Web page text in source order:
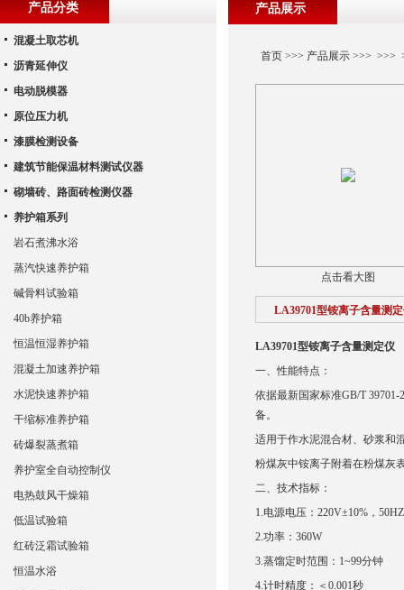
产品展示
首页>>> 产品展示>>> >>>
点击看大图
LA39701型铵离子含量测
LA39701型铵离子含量测定仪
一、性能特点：
依据最新国家标准GB/T
备。
适用于作水泥混合材、砂浆和
粉煤灰中铵离子附着在粉煤灰
二、技术指标：
1.电源电压：220V±10%，50HZ
2.功率：360W
3.蒸馏定时范围：1~99分钟
4.计时精度：＜0.001秒
产品分类
混凝土取芯机
沥青延伸仪
电动脱模器
原位压力机
漆膜检测设备
建筑节能保温材料测试仪器
砌墙砖、路面砖检测仪器
养护箱系列
岩石煮沸水浴
蒸汽快速养护箱
碱骨料试验箱
40b养护箱
恒温恒湿养护箱
混凝土加速养护箱
水泥快速养护箱
干缩标准养护箱
砖爆裂蒸煮箱
养护室全自动控制仪
电热鼓风干燥箱
低温试验箱
红砖泛霜试验箱
恒温水浴